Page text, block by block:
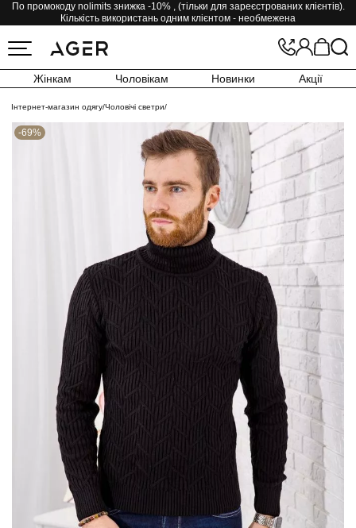
По промокоду nolimits знижка -10% , (тільки для зареєстрованих клієнтів).
Кількість використань одним клієнтом - необмежена
Жінкам Чоловікам Новинки Акції
Інтернет-магазин одягу/Чоловічі светри/
-69%